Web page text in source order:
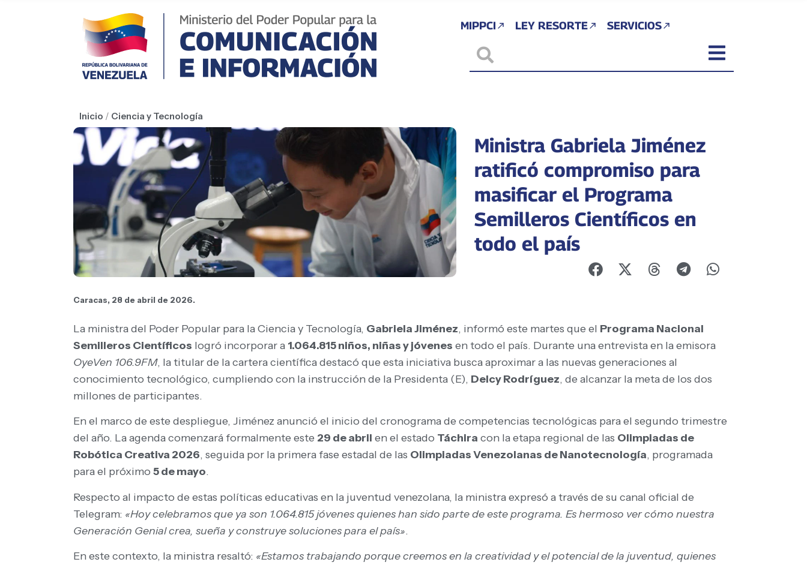
MIPPCI LEY RESORTE SERVICIOS
Inicio / Ciencia y Tecnología
Ministra Gabriela Jiménez
ratificó compromiso para
masificar el Programa
Semilleros Científicos en
todo el país
Caracas, 28 de abril de 2026.
La ministra del Poder Popular para la Ciencia y Tecnología, Gabriela Jiménez, informó este martes que el Programa Nacional
Semilleros Científicos logró incorporar a 1.064.815 niños, niñas y jóvenes en todo el país. Durante una entrevista en la emisora
OyeVen 106.9FM, la titular de la cartera científica destacó que esta iniciativa busca aproximar a las nuevas generaciones al
conocimiento tecnológico, cumpliendo con la instrucción de la Presidenta (E), Delcy Rodríguez, de alcanzar la meta de los dos
millones de participantes.
En el marco de este despliegue, Jiménez anunció el inicio del cronograma de competencias tecnológicas para el segundo trimestre
del año. La agenda comenzará formalmente este 29 de abril en el estado Táchira con la etapa regional de las Olimpiadas de
Robótica Creativa 2026, seguida por la primera fase estadal de las Olimpiadas Venezolanas de Nanotecnología, programada
para el próximo 5 de mayo.
Respecto al impacto de estas políticas educativas en la juventud venezolana, la ministra expresó a través de su canal oficial de
Telegram: «Hoy celebramos que ya son 1.064.815 jóvenes quienes han sido parte de este programa. Es hermoso ver cómo nuestra
Generación Genial crea, sueña y construye soluciones para el país».
En este contexto, la ministra resaltó: «Estamos trabajando porque creemos en la creatividad y el potencial de la juventud, quienes